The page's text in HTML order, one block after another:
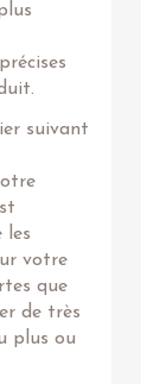
suivant
les
votre
que
de très
plus ou